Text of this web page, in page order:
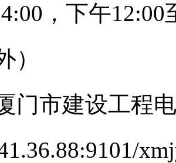
，下午
）
门市建设工程